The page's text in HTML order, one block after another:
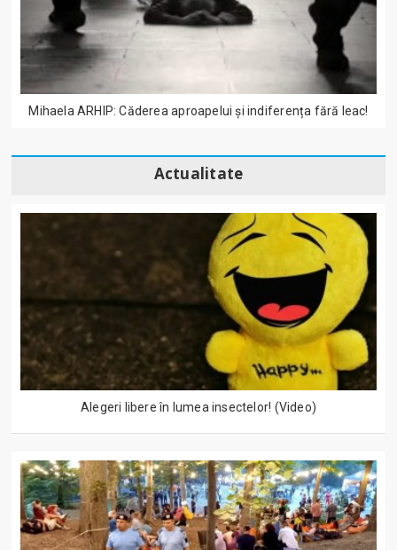
Mihaela ARHIP: Căderea aproapelui și indiferența fără leac!
Actualitate
Alegeri libere în lumea insectelor! (Video)